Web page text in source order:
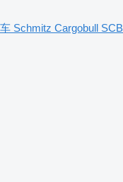
Schmitz Cargobull SCB